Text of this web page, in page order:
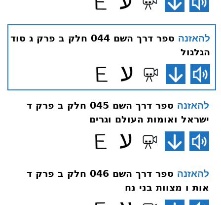
להאזנה
ספר דרך השם 044 חלק ב פרק ג סוד
הגלגול
להאזנה
ספר דרך השם 045 חלק ב פרק ד
ישראל ואומות העולם וגרים
להאזנה
ספר דרך השם 046 חלק ב פרק ד
אות ו מצוות בני נח